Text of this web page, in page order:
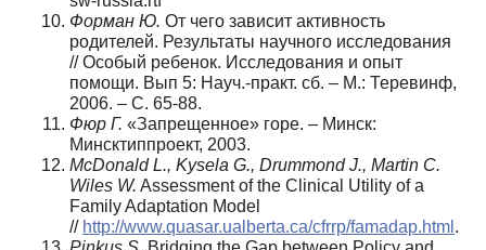
Форман Ю. От чего зависит активность
родителей. Результаты научного исследования
// Особый ребенок. Исследования и опыт
помощи. Вып 5: Науч.-практ. сб. – М.: Теревинф,
2006. – С. 65-88.
Фюр Г. «Запрещенное» горе. – Минск:
Минсктиппроект, 2003.
McDonald L., Kysela G., Drummond J., Martin C.
Wiles W. Assessment of the Clinical Utility of a
Family Adaptation Model
// http://www.quasar.ualberta.ca/cfrrp/famadap.html .